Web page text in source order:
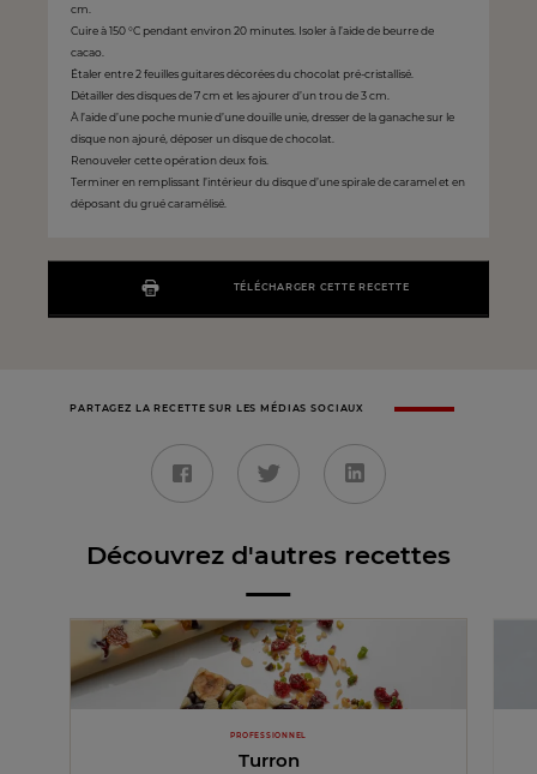
TÉLÉCHARGER CETTE RECETTE
cm.
Cuire à 150 °C pendant environ 20 minutes. Isoler à l’aide de beurre de
cacao.
Étaler entre 2 feuilles guitares décorées du chocolat pré-cristallisé.
Détailler des disques de 7 cm et les ajourer d’un trou de 3 cm.
À l’aide d’une poche munie d’une douille unie, dresser de la ganache sur le
disque non ajouré, déposer un disque de chocolat.
Renouveler cette opération deux fois.
Terminer en remplissant l’intérieur du disque d’une spirale de caramel et en
déposant du grué caramélisé.
PARTAGEZ LA RECETTE SUR LES MÉDIAS SOCIAUX
Découvrez d'autres recettes
PROFESSIONNEL
Turron